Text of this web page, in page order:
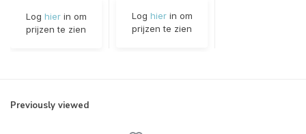
Log hierin om
prijzen te zien
Log hierin om
prijzen te zien
Previously viewed